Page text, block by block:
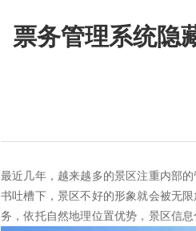
票务管理系统隐
最近几年，越来越多的景区注重内部
书吐槽下，景区不好的形象就会被无
务，依托自然地理位置优势，景区信息